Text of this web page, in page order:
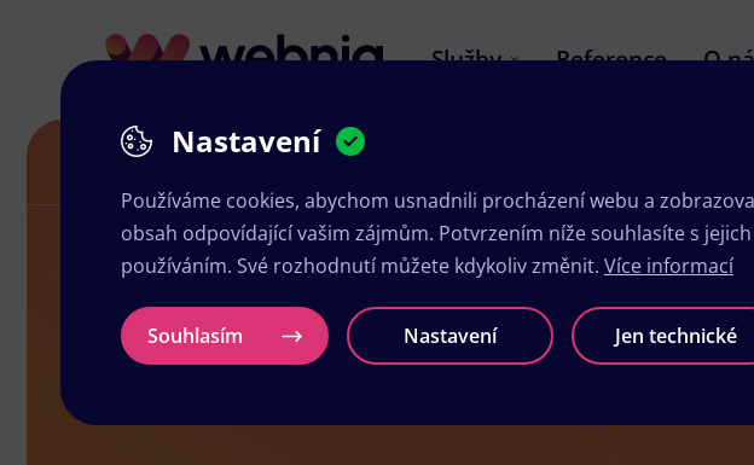
Služby Reference O
Grafické studio v Pardubicích
Grafické studio v
Nastavení
Používáme cookies, abychom usnadnili procházení webu a
obsah odpovídající vašim zájmům. Potvrzením níže souhlasíte s jejich
používáním. Své rozhodnutí můžete kdykoliv změnit. Více informací
Souhlasím Nastavení Jen technické